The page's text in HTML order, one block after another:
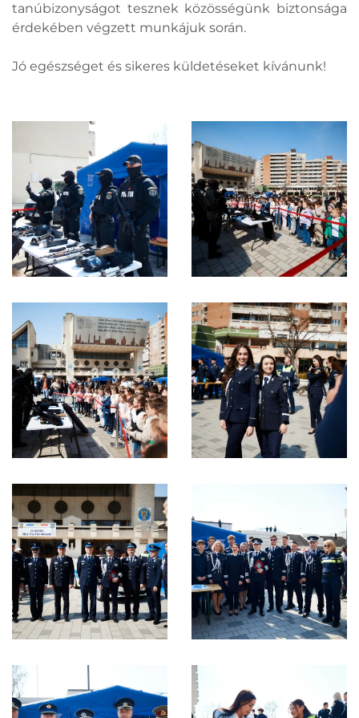
tanúbizonyságot tesznek közösségünk biztonsága
érdekében végzett munkájuk során.
Jó egészséget és sikeres küldetéseket kívánunk!